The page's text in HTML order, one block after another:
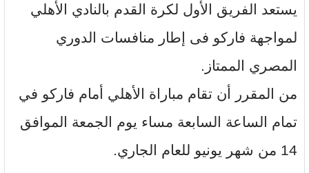
يستعد الفريق الأول لكرة القدم بالنادي الأهلي
لمواجهة فاركو فى إطار منافسات الدوري
المصري الممتاز.
من المقرر أن تقام مباراة الأهلي أمام فاركو في
تمام الساعة السابعة مساء يوم الجمعة الموافق
14 من شهر يونيو للعام الجاري.